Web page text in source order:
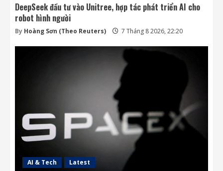
DeepSeek đầu tư vào Unitree, hợp tác phát triển AI cho
robot hình người
By Hoàng Sơn (Theo Reuters) 7 Tháng 8 2026, 22:20
AI & Tech Latest